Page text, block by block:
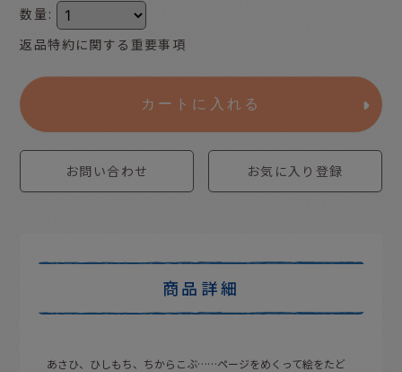
数量 :
返品特約に関する重要事項
カートに入れる
お問い合わせ お気に入り登録
商品詳細
あさひ、ひしもち、ちからこぶ……ページをめくって絵をたど